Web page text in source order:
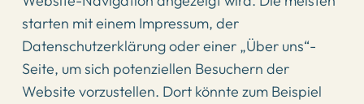
starten mit einem Impressum, der
Datenschutzerklärung oder einer „Über uns“-
Seite, um sich potenziellen Besuchern der
Website vorzustellen. Dort könnte zum Beispiel